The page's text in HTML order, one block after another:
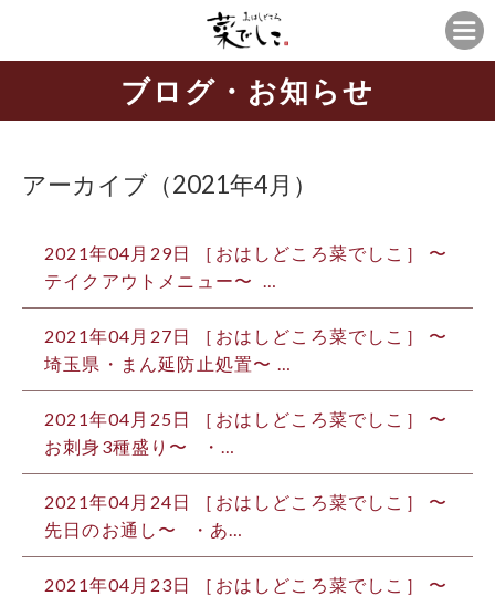
ブログ・お知らせ
アーカイブ（2021年4月）
2021年04月29日
［おはしどころ菜でしこ］ 〜
テイクアウトメニュー〜 …
2021年04月27日
［おはしどころ菜でしこ］ 〜
埼玉県・まん延防止処置〜 …
2021年04月25日
［おはしどころ菜でしこ］ 〜
お刺身3種盛り〜 ・…
2021年04月24日
［おはしどころ菜でしこ］ 〜
先日のお通し〜 ・あ…
2021年04月23日
［おはしどころ菜でしこ］ 〜